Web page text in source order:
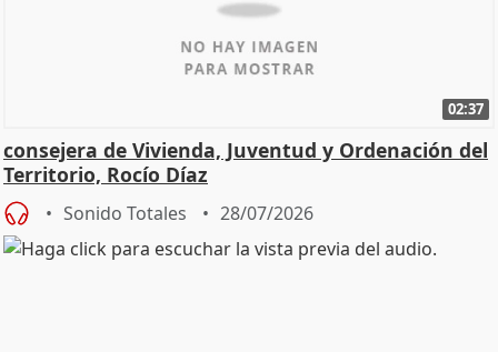
02:37
consejera de Vivienda, Juventud y Ordenación del
Territorio, Rocío Díaz
Sonido Totales 28/07/2026